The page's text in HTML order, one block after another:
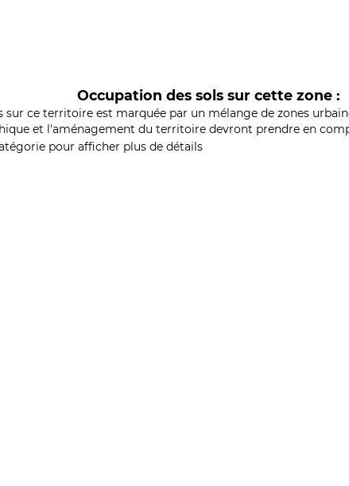
Occupation des sols sur cette zone :
sur ce territoire est marquée par un mélange de zones
et l'aménagement du territoire devront prendre en
pour afficher plus de détails